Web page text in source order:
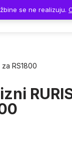
se ne realizuju.
RS1800